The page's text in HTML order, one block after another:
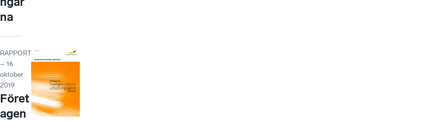
na
RAPPORT
– 16
oktober
2019
Föret
agen